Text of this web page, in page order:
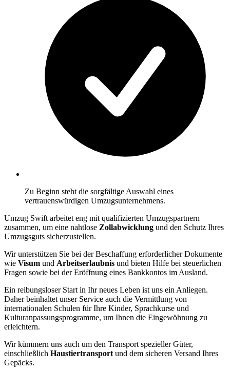
Zu Beginn steht die sorgfältige Auswahl eines
vertrauenswürdigen Umzugsunternehmens.
Umzug Swift arbeitet eng mit qualifizierten Umzugspartnern
zusammen, um eine nahtlose Zollabwicklung und den Schutz Ihres
Umzugsguts sicherzustellen.
Wir unterstützen Sie bei der Beschaffung erforderlicher Dokumente
wie Visum und Arbeitserlaubnis und bieten Hilfe bei steuerlichen
Fragen sowie bei der Eröffnung eines Bankkontos im Ausland.
Ein reibungsloser Start in Ihr neues Leben ist uns ein Anliegen.
Daher beinhaltet unser Service auch die Vermittlung von
internationalen Schulen für Ihre Kinder, Sprachkurse und
Kulturanpassungsprogramme, um Ihnen die Eingewöhnung zu
erleichtern.
Wir kümmern uns auch um den Transport spezieller Güter,
einschließlich Haustiertransport und dem sicheren Versand Ihres
Gepäcks.